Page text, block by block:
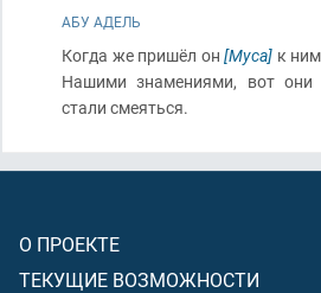
АБУ АДЕЛЬ
Когда же пришёл он [Муса] к ним
Нашими знамениями, вот
стали смеяться.
О ПРОЕКТЕ
ТЕКУЩИЕ ВОЗМОЖНОСТИ